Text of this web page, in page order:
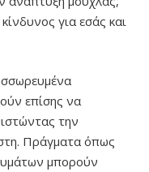
για εσάς και
επίσης να
την
Πράγματα όπως
μπορούν